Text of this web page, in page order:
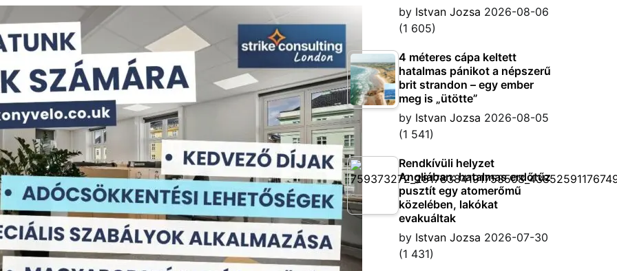
by Istvan Jozsa 2026-08-06
(1 605)
4 méteres cápa keltett
hatalmas pánikot a népszerű
brit strandon – egy ember
meg is „ütötte”
by Istvan Jozsa 2026-08-05
(1 541)
Rendkívüli helyzet
Angliában: hatalmas erdőtűz
pusztít egy atomerőmű
közelében, lakókat
evakuáltak
by Istvan Jozsa 2026-07-30
(1 431)